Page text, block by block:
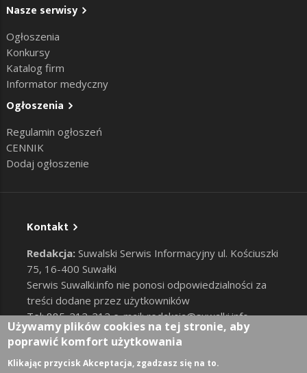
Nasze serwisy
Ogłoszenia
Konkursy
Katalog firm
Informator medyczny
Ogłoszenia
Regulamin ogłoszeń
CENNIK
Dodaj ogłoszenie
Kontakt
Redakcja: Suwalski Serwis Informacyjny ul. Kościuszki
75, 16-400 Suwałki
Serwis Suwalki.info nie ponosi odpowiedzialności za
treści dodane przez użytkowników
Tel: 885-212-212 e-mail:redakcja@suwalki.info,
reklama@suwalki.info
RODO |Cookies
Zaloguj
Używamy plików cookies na tej stronie, aby
poprawić komfort użytkowania
Klikając przycisk Akceptacja, zgadzasz się na to.